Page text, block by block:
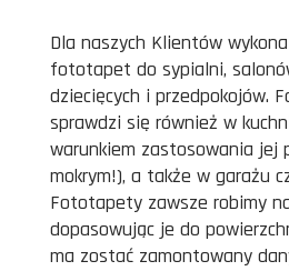
Dla naszych Klientów
fototapet do sypialni,
dziecięcych i przedpokojów.
sprawdzi się również w
warunkiem zastosowania jej
mokrym!), a także w garażu
Fototapety zawsze robimy
dopasowując je do
ma zostać zamontowany